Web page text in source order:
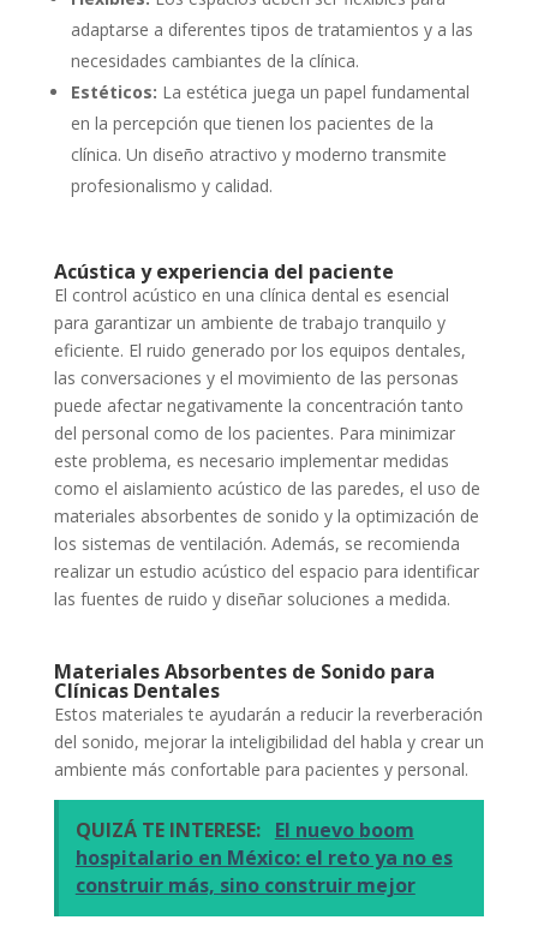
adaptarse a diferentes tipos de tratamientos y a las
necesidades cambiantes de la clínica.
Estéticos: La estética juega un papel fundamental
en la percepción que tienen los pacientes de la
clínica. Un diseño atractivo y moderno transmite
profesionalismo y calidad.
Acústica y experiencia del paciente
El control acústico en una clínica dental es esencial
para garantizar un ambiente de trabajo tranquilo y
eficiente. El ruido generado por los equipos dentales,
las conversaciones y el movimiento de las personas
puede afectar negativamente la concentración tanto
del personal como de los pacientes. Para minimizar
este problema, es necesario implementar medidas
como el aislamiento acústico de las paredes, el uso de
materiales absorbentes de sonido y la optimización de
los sistemas de ventilación. Además, se recomienda
realizar un estudio acústico del espacio para identificar
las fuentes de ruido y diseñar soluciones a medida.
Materiales Absorbentes de Sonido para
Clínicas Dentales
Estos materiales te ayudarán a reducir la reverberación
del sonido, mejorar la inteligibilidad del habla y crear un
ambiente más confortable para pacientes y personal.
QUIZÁ TE INTERESE: El nuevo boom
hospitalario en México: el reto ya no es
construir más, sino construir mejor